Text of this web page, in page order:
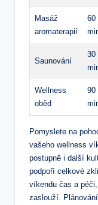
Masáž
aromaterapií
60
Saunování
30
Wellness
oběd
90
Pomyslete na
vašeho wellness
postupně i další
podpoří celkové
víkendu čas a
zaslouží.